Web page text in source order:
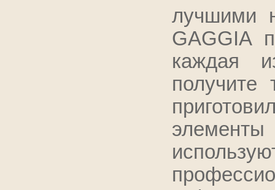
лучшими
GAGGIA
каждая